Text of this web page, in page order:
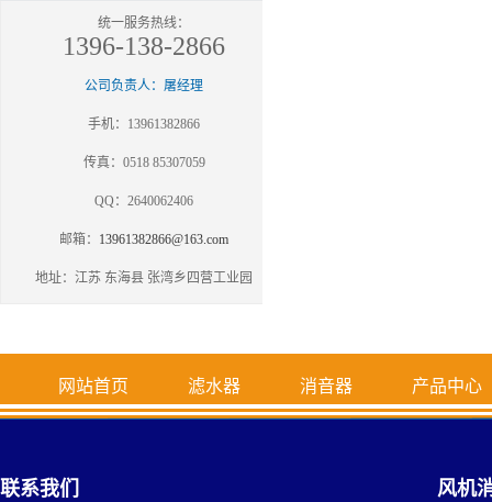
统一服务热线：
1396-138-2866
公司负责人：屠经理
手机：13961382866
传真：0518 85307059
QQ：2640062406
邮箱： 13961382866@163.com
地址：江苏 东海县 张湾乡四营工业园
网站首页 滤水器 消音器 产品中心
联系我们 风机